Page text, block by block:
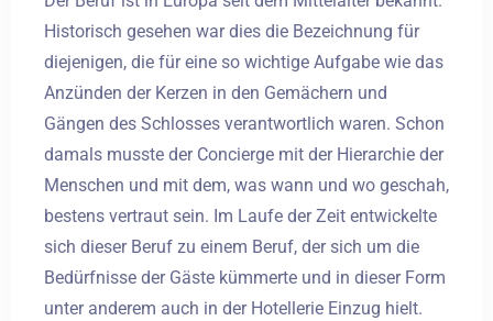
Historisch gesehen war dies die Bezeichnung für
diejenigen, die für eine so wichtige Aufgabe wie das
Anzünden der Kerzen in den Gemächern und
Gängen des Schlosses verantwortlich waren. Schon
damals musste der Concierge mit der Hierarchie der
Menschen und mit dem, was wann und wo geschah,
bestens vertraut sein. Im Laufe der Zeit entwickelte
sich dieser Beruf zu einem Beruf, der sich um die
Bedürfnisse der Gäste kümmerte und in dieser Form
unter anderem auch in der Hotellerie Einzug hielt.